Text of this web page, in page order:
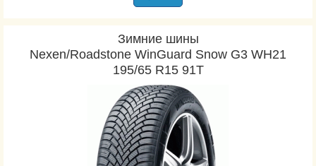
Зимние шины
Nexen/Roadstone WinGuard Snow G3 WH21
195/65 R15 91T